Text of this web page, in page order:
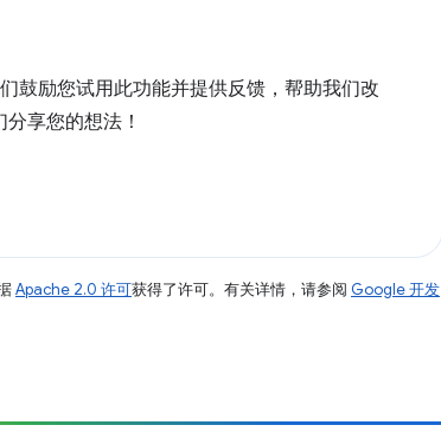
鼓励您试用此功能并提供反馈，帮助我们改
享您的想法！
Apache 2.0 许可获得了许可。有关详情，请参阅 Google 开发